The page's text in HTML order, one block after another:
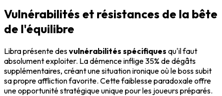
Vulnérabilités et résistances de la bête
de l'équilibre
Libra présente desvulnérabilités spécifiques qu'il faut
absolument exploiter. La démence inflige 35% de dégâts
supplémentaires, créant une situation ironique où le boss subit
sa propre affliction favorite. Cette faiblesse paradoxale offre
une opportunité stratégique unique pour les joueurs préparés.